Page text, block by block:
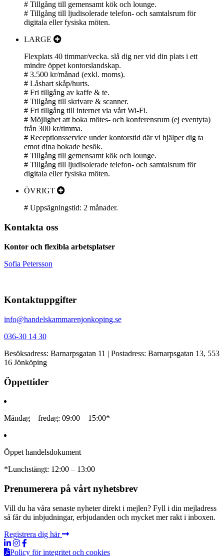
# Tillgång till gemensamt kök och lounge.
# Tillgång till ljudisolerade telefon- och samtalsrum för
digitala eller fysiska möten.
LARGE
Flexplats 40 timmar/vecka. slå dig ner vid din plats i ett
mindre öppet kontorslandskap.
# 3.500 kr/månad (exkl. moms).
# Låsbart skåp/hurts.
# Fri tillgång av kaffe & te.
# Tillgång till skrivare & scanner.
# Fri tillgång till internet via vårt Wi-Fi.
# Möjlighet att boka mötes- och konferensrum (ej eventyta)
från 300 kr/timma.
# Receptionsservice under kontorstid där vi hjälper dig ta
emot dina bokade besök.
# Tillgång till gemensamt kök och lounge.
# Tillgång till ljudisolerade telefon- och samtalsrum för
digitala eller fysiska möten.
ÖVRIGT
# Uppsägningstid: 2 månader.
Kontakta oss
Kontor och flexibla arbetsplatser
Sofia Petersson
Kontaktuppgifter
info@handelskammarenjonkoping.se
036-30 14 30
Besöksadress: Barnarpsgatan 11 | Postadress: Barnarpsgatan 13, 553
16 Jönköping
Öppettider
Måndag – fredag: 09:00 – 15:00*
Öppet handelsdokument
*Lunchstängt: 12:00 – 13:00
Prenumerera på vårt nyhetsbrev
Vill du ha våra senaste nyheter direkt i mejlen? Fyll i din mejladress
så får du inbjudningar, erbjudanden och mycket mer rakt i inboxen.
Registrera dig här
Policy för integritet och cookies